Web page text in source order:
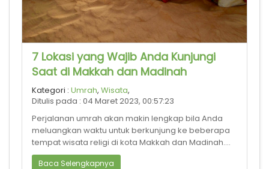
7 Lokasi yang Wajib Anda Kunjungi
Saat di Makkah dan Madinah
Kategori : Umrah, Wisata,
Ditulis pada : 04 Maret 2023, 00:57:23
Perjalanan umrah akan makin lengkap bila Anda
meluangkan waktu untuk berkunjung ke beberapa
tempat wisata religi di kota Makkah dan Madinah.
Tentunya, wisata religi te
Baca Selengkapnya